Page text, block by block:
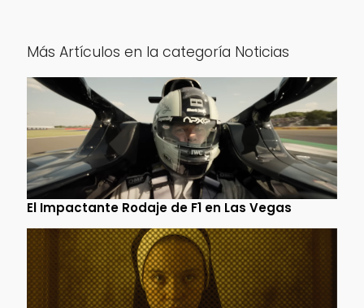
Más Artículos en la categoría Noticias
El Impactante Rodaje de F1 en Las Vegas